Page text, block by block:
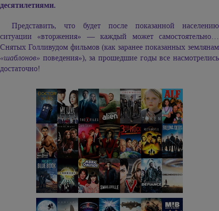
десятилетиями.
Представить, что будет после показанной населению
ситуации «вторжения» — каждый может самостоятельно…
Снятых Голливудом фильмов (как заранее показанных землянам
«шаблонов» поведения»), за прошедшие годы все насмотрелись
достаточно!